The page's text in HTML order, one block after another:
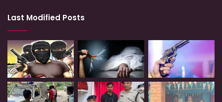
Last Modified Posts